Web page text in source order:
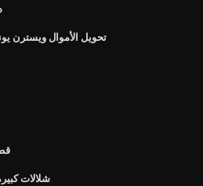
تحويل الأموال ويسترن
شلالات